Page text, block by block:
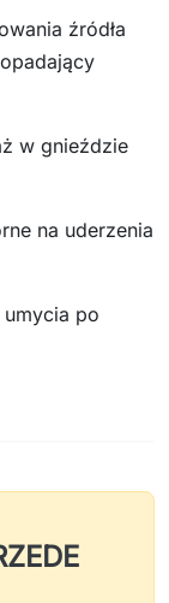
źródła
w gnieździe
na uderzenia
po